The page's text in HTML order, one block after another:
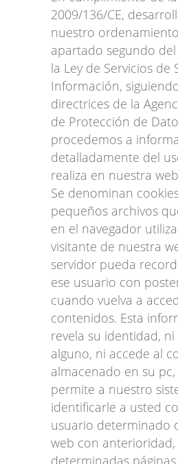
2009/136/CE,
nuestro
apartado segundo
la Ley de Servicios de
Información,
directrices de la
de Protección de
procedemos a
detalladamente del
realiza en nuestra
Se denominan
pequeños archivos
en el navegador
visitante de nuestra
servidor pueda
ese usuario con
cuando vuelva a
contenidos. Esta
revela su identidad,
alguno, ni accede al
almacenado en su
permite a nuestro
identificarle a usted
usuario determinado
web con anterioridad,
determinadas